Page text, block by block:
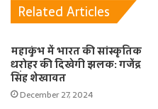
Related Articles
महाकुंभ में भारत की सांस्कृतिक
धरोहर की दिखेगी झलक: गजेंद्र
सिंह शेखावत
December 27, 2024